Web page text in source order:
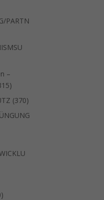
PARTN
–
315
Produkte
370370
Produkte
60